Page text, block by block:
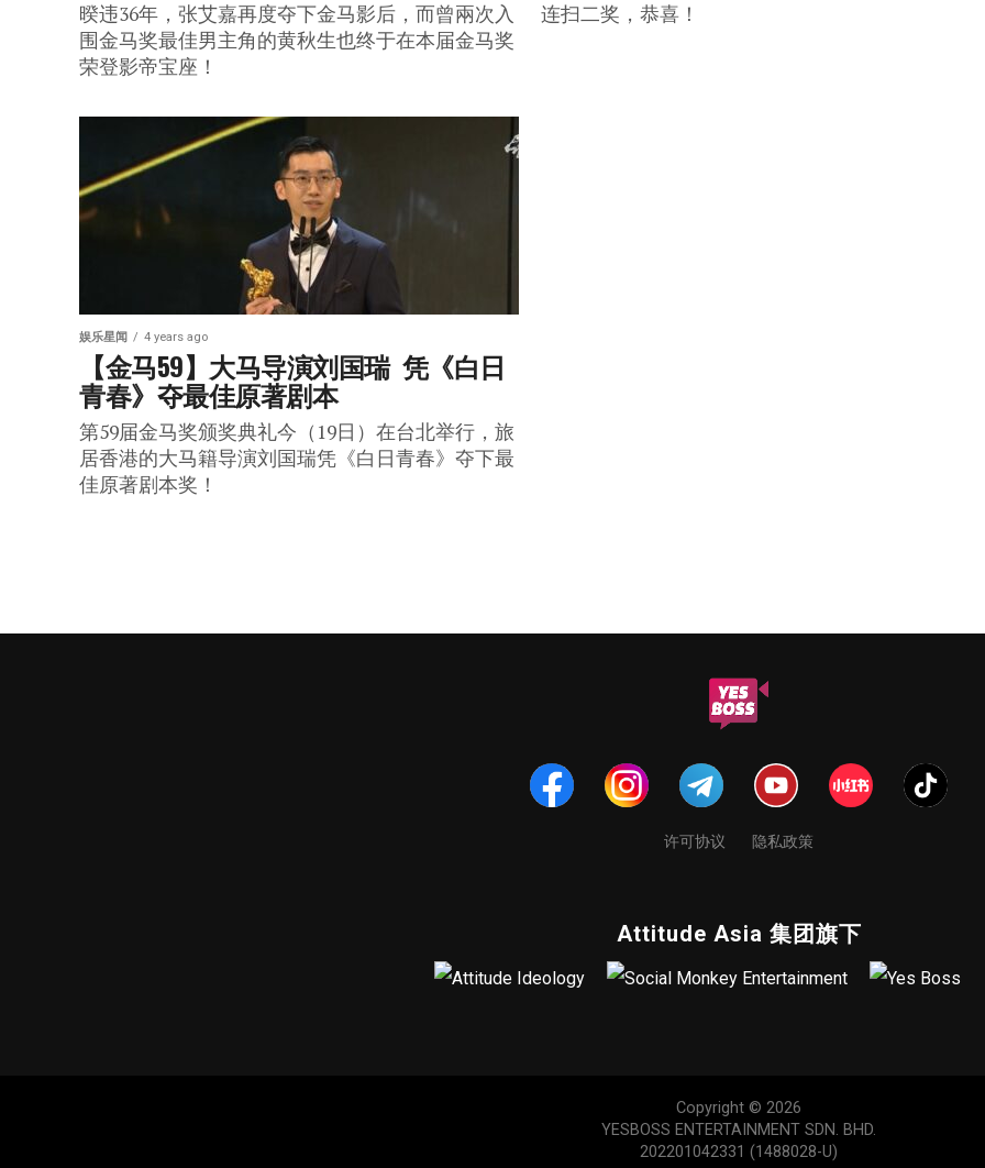
暌违36年，张艾嘉再度夺下金马影后，而曾兩次入
围金马奖最佳男主角的黄秋生也终于在本届金马奖
荣登影帝宝座！
连扫二奖，恭喜！
娱乐星闻 4 years ago
【金马59】大马导演刘国瑞  凭《白日
青春》夺最佳原著剧本
第59届金马奖颁奖典礼今（19日）在台北举行，旅
居香港的大马籍导演刘国瑞凭《白日青春》夺下最
佳原著剧本奖！
许可协议 隐私政策
Attitude Asia 集团旗下
Copyright © 2026
YESBOSS ENTERTAINMENT SDN. BHD.
202201042331 (1488028-U)